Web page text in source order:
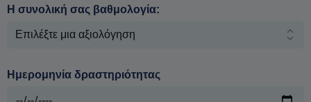
Η συνολική σας βαθμολογία:
Ημερομηνία δραστηριότητας